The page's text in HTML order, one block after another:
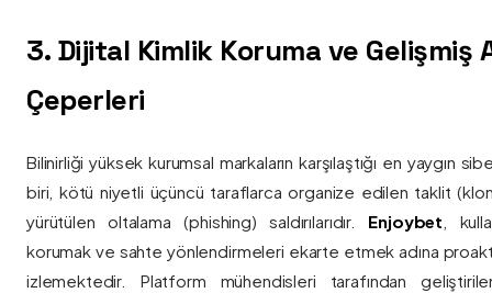
3. Dijital Kimlik Koruma ve Gelişmiş
Çeperleri
Bilinirliği yüksek kurumsal markaların karşılaştığı en yaygın
biri, kötü niyetli üçüncü taraflarca organize edilen taklit
yürütülen oltalama (phishing) saldırılarıdır. Enjoybet ,
korumak ve sahte yönlendirmeleri ekarte etmek adına
izlemektedir. Platform mühendisleri tarafından